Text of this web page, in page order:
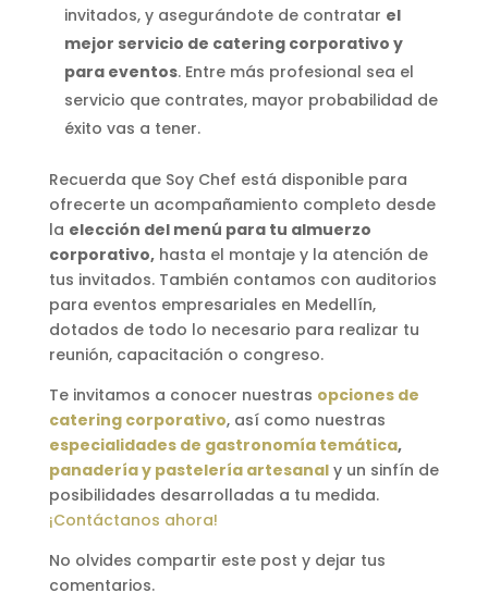
invitados, y asegurándote de contratar el
mejor servicio de catering corporativo y
para eventos. Entre más profesional sea el
servicio que contrates, mayor probabilidad de
éxito vas a tener.
Recuerda que Soy Chef está disponible para
ofrecerte un acompañamiento completo desde
la elección del menú para tu almuerzo
corporativo,hasta el montaje y la atención de
tus invitados. También contamos con auditorios
para eventos empresariales en Medellín,
dotados de todo lo necesario para realizar tu
reunión, capacitación o congreso.
Te invitamos a conocer nuestras opciones de
catering corporativo, así como nuestras
especialidades de gastronomía temática,
panadería y pastelería artesanaly un sinfín de
posibilidades desarrolladas a tu medida.
¡Contáctanos ahora!
No olvides compartir este post y dejar tus
comentarios.